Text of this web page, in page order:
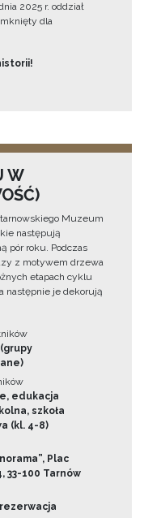
2025 r. oddział
dla
W
Muzeum
następują
pór roku. Podczas
z motywem drzewa
etapach cyklu
następnie je dekorują
edukacja
szkoła
(kl. 4-8)
Plac
33-100 Tarnów